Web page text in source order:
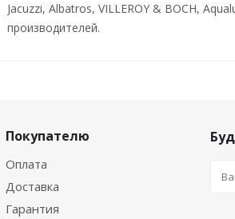
Jacuzzi, Albatros, VILLEROY & BOCH,
производителей.
Покупателю
Оплата
Доставка
Гарантия